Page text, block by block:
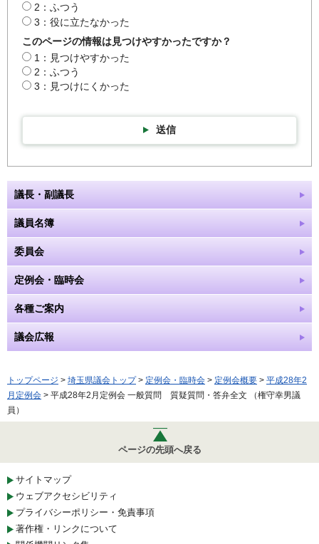
2：ふつう
3：役に立たなかった
このページの情報は見つけやすかったですか？
1：見つけやすかった
2：ふつう
3：見つけにくかった
送信
議長・副議長
議員名簿
委員会
定例会・臨時会
各種ご案内
議会広報
トップページ > 埼玉県議会トップ> 定例会・臨時会 > 定例会概要 > 平成28年2
月定例会 > 平成28年2月定例会 一般質問 質疑質問・答弁全文 （権守幸男議
員）
ページの先頭へ戻る
サイトマップ
ウェブアクセシビリティ
プライバシーポリシー・免責事項
著作権・リンクについて